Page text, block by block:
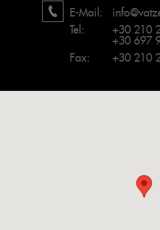
E-Mail:
Tel:
+30 210
+30 697
Fax:
+30 210